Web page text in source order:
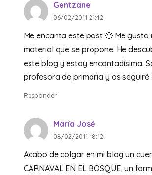
Gentzane
06/02/2011 21:42
Me encanta este post 🙂 Me gusta
material que se propone. He
este blog y estoy encantadísima.
profesora de primaria y os seguiré
Responder
María José
08/02/2011 18:12
Acabo de colgar en mi blog un
CARNAVAL EN EL BOSQUE, un